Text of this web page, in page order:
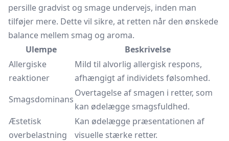
persille gradvist og smage undervejs, inden man
tilføjer mere. Dette vil sikre, at retten når den ønskede
balance mellem smag og aroma.
Ulempe
Beskrivelse
Allergiske
reaktioner
Mild til alvorlig allergisk respons,
afhængigt af individets følsomhed.
Smagsdominans
Overtagelse af smagen i retter, som
kan ødelægge smagsfuldhed.
Æstetisk
overbelastning
Kan ødelægge præsentationen af
visuelle stærke retter.